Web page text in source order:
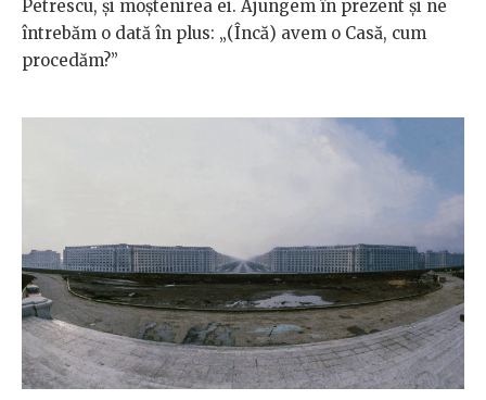
Petrescu, și moștenirea ei. Ajungem în prezent și ne
întrebăm o dată în plus: „(Încă) avem o Casă, cum
procedăm?”